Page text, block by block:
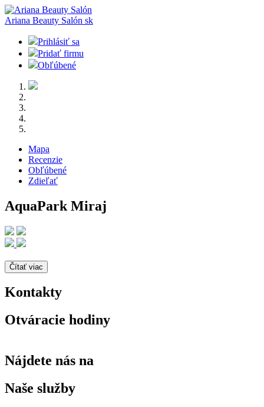
Ariana Beauty Salón sk
Prihlásiť sa
Pridať firmu
Obľúbené
Mapa
Recenzie
Obľúbené
Zdieľať
AquaPark Miraj
Čítať viac
Kontakty
Otváracie hodiny
Nájdete nás na
Naše služby